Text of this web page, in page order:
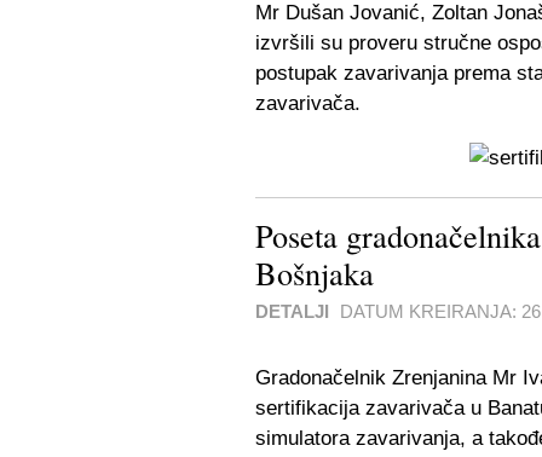
Mr Dušan Jovanić, Zoltan
izvršili su proveru stručne
postupak zavarivanja prema
zavarivača.
Poseta
Bošnjaka
DETALJI DATUM KREIRANJA:
Gradonačelnik Zrenjanina Mr
sertifikacija zavarivača u
simulatora zavarivanja, a